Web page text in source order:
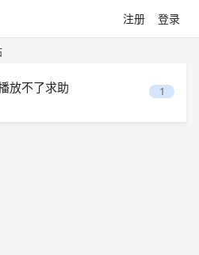
注册 登录
放不了求助 1